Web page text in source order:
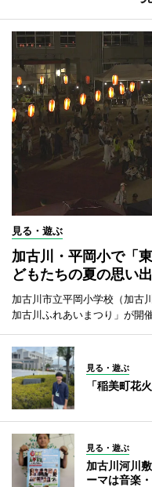
見る・遊ぶ
加古川・平岡小で「
どもたちの夏の思い
加古川市立平岡小学校（加古
加古川ふれあいまつり」が開
見る・遊ぶ
「稲美町花
見る・遊ぶ
加古川河川
ーマは音楽